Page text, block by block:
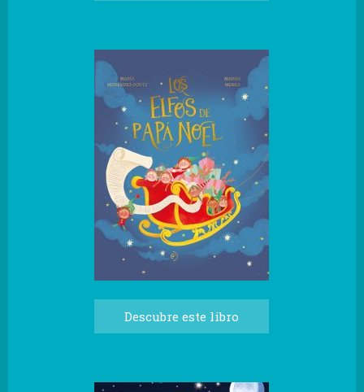
Descubre este libro